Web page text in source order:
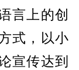
言上的创
式，以小
宣传达到